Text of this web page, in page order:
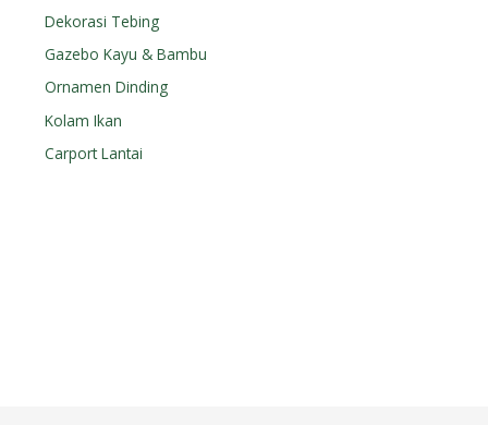
Dekorasi Tebing
Gazebo Kayu & Bambu
Ornamen Dinding
Kolam Ikan
Carport Lantai